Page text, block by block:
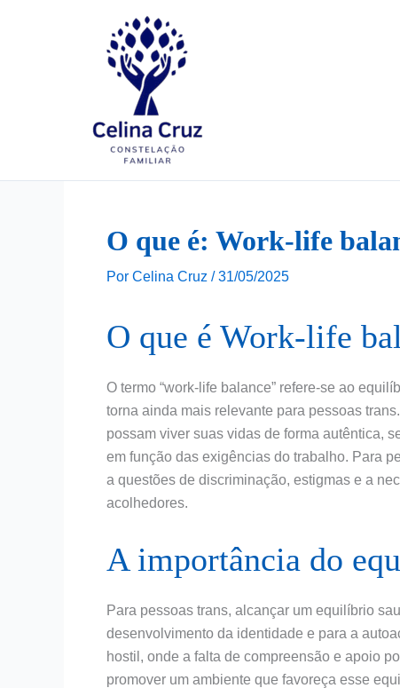
O que é: Work-life
Por Celina Cruz /31/05/2025
O que é Work-life
O termo “work-life balance” refere-se ao
torna ainda mais relevante para pessoas
possam viver suas vidas de forma autêntica,
em função das exigências do trabalho. Para
a questões de discriminação, estigmas e a
acolhedores.
A importância do
Para pessoas trans, alcançar um equilíbrio
desenvolvimento da identidade e para a
hostil, onde a falta de compreensão e apoio
promover um ambiente que favoreça esse